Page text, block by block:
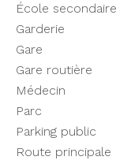
École secondaire
Garderie
Gare
Gare routière
Médecin
Parc
Parking public
Route principale